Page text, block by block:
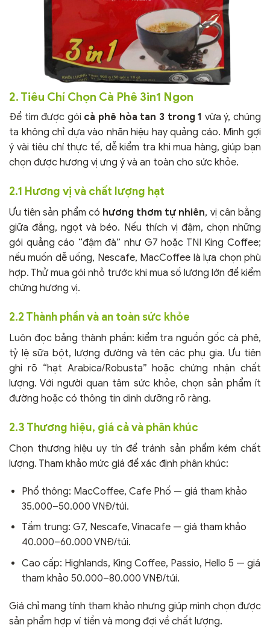
2. Tiêu Chí Chọn Cà Phê 3in1 Ngon
Để tìm được gói cà phê hòa tan 3 trong 1 vừa ý, chúng
ta không chỉ dựa vào nhãn hiệu hay quảng cáo. Mình gợi
ý vài tiêu chí thực tế, dễ kiểm tra khi mua hàng, giúp bạn
chọn được hương vị ưng ý và an toàn cho sức khỏe.
2.1 Hương vị và chất lượng hạt
Ưu tiên sản phẩm có hương thơm tự nhiên, vị cân bằng
giữa đắng, ngọt và béo. Nếu thích vị đậm, chọn những
gói quảng cáo “đậm đà” như G7 hoặc TNI King Coffee;
nếu muốn dễ uống, Nescafe, MacCoffee là lựa chọn phù
hợp. Thử mua gói nhỏ trước khi mua số lượng lớn để kiểm
chứng hương vị.
2.2 Thành phần và an toàn sức khỏe
Luôn đọc bảng thành phần: kiểm tra nguồn gốc cà phê,
tỷ lệ sữa bột, lượng đường và tên các phụ gia. Ưu tiên
ghi rõ “hạt Arabica/Robusta” hoặc chứng nhận chất
lượng. Với người quan tâm sức khỏe, chọn sản phẩm ít
đường hoặc có thông tin dinh dưỡng rõ ràng.
2.3 Thương hiệu, giá cả và phân khúc
Chọn thương hiệu uy tín để tránh sản phẩm kém chất
lượng. Tham khảo mức giá để xác định phân khúc:
Phổ thông: MacCoffee, Cafe Phố — giá tham khảo
35.000–50.000 VNĐ/túi.
Tầm trung: G7, Nescafe, Vinacafe — giá tham khảo
40.000–60.000 VNĐ/túi.
Cao cấp: Highlands, King Coffee, Passio, Hello 5 — giá
tham khảo 50.000–80.000 VNĐ/túi.
Giá chỉ mang tính tham khảo nhưng giúp mình chọn được
sản phẩm hợp ví tiền và mong đợi về chất lượng.